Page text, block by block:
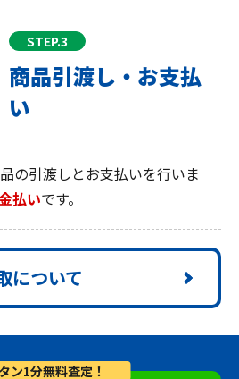
STEP.3
商品引渡し・お支払
い
の引渡しとお支払いを行いま
払いです。
について
ン1分無料査定！